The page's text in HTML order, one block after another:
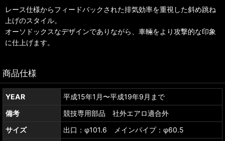
レース仕様からフィードバックされた排気効率を重視した斜め跳ね
上げのスタイル。
オーソドックスなデザインでありながら、車輛をより攻撃的な印象
に仕上げます。
商品仕様
YEAR
平成15年1月〜平成19年9月まで
備考
競技専用部品 社外エアロ適合外
サイズ
出口：φ101.6 メインパイプ：φ60.5